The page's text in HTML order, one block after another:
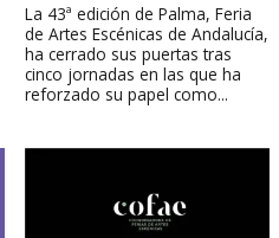
La 43ª edición de Palma, Feria
de Artes Escénicas de Andalucía,
ha cerrado sus puertas tras
cinco jornadas en las que ha
reforzado su papel como...